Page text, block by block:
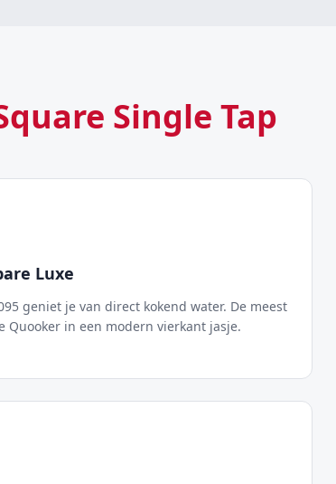
Single Tap
Luxe
geniet je van direct kokend water. De meest
Quooker in een modern vierkant jasje.